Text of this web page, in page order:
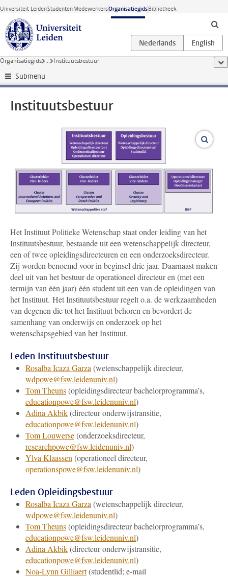
Ga direct naar de inhoud
Universiteit LeidenStudentenMedewerkersOrganisatiegidsBibliotheek
Organisatiegids ... Instituutsbestuur
Submenu
Instituutsbestuur
Het Instituut Politieke Wetenschap staat onder leiding van het
Instituutsbestuur, bestaande uit een wetenschappelijk directeur,
een of twee opleidingsdirecteuren en een onderzoeksdirecteur.
Zij worden benoemd voor in beginsel drie jaar. Daarnaast maken
deel uit van het bestuur de operationeel directeur en (met een
termijn van één jaar) één student uit een van de opleidingen van
het Instituut. Het Instituutsbestuur regelt o.a. de werkzaamheden
van degenen die tot het Instituut behoren en bevordert de
samenhang van onderwijs en onderzoek op het
wetenschapsgebied van het Instituut.
Leden Instituutsbestuur
Rosalba Icaza Garza (wetenschappelijk directeur,
wdpowe@fsw.leidenuniv.nl)
Tom Theuns(opleidingsdirecteur bachelorprogramma’s,
educationpowe@fsw.leidenuniv.nl)
Adina Akbik(directeur onderwijstransitie,
educationpowe@fsw.leidenuniv.nl)
Tom Louwerse(onderzoeksdirecteur,
researchpowe@fsw.leidenuniv.nl)
Ylva Klaassen (operationeel directeur,
operationspowe@fsw.leidenuniv.nl)
Leden Opleidingsbestuur
Rosalba Icaza Garza (wetenschappelijk directeur,
wdpowe@fsw.leidenuniv.nl)
Tom Theuns(opleidingsdirecteur bachelorprogramma’s,
educationpowe@fsw.leidenuniv.nl)
Adina Akbik(directeur onderwijstransitie,
educationpowe@fsw.leidenuniv.nl)
Noa-Lynn Gilliaert(studentlid; e-mail